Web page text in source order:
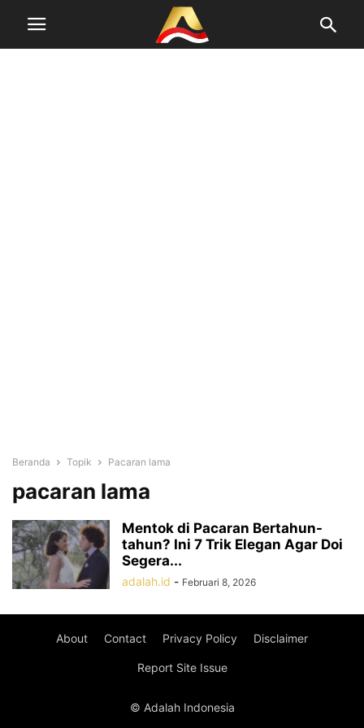
Beranda Topik Pacaran lama
pacaran lama
Mentok di Pacaran Bertahun-
tahun? Ini 7 Trik Elegan Agar Doi
Segera...
adalah.id - Februari 8, 2026
About Contact Privacy Policy Disclaimer
Report Site Issue
© Adalah Indonesia